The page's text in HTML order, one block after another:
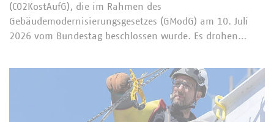
(CO2KostAufG), die im Rahmen des
Gebäudemodernisierungsgesetzes (GModG) am 10. Juli
2026 vom Bundestag beschlossen wurde. Es drohen…